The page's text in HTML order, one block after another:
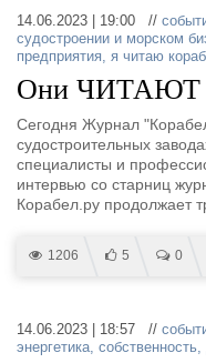
14.06.2023 | 19:00 //
судостроении и морском
предприятия, я читаю
Они ЧИТАЮТ
Сегодня Журнал
судостроительных
специалисты и
интервью со старниц
Корабел.ру продолжает
1206 5 0
14.06.2023 | 18:57 //
энергетика, собственность,